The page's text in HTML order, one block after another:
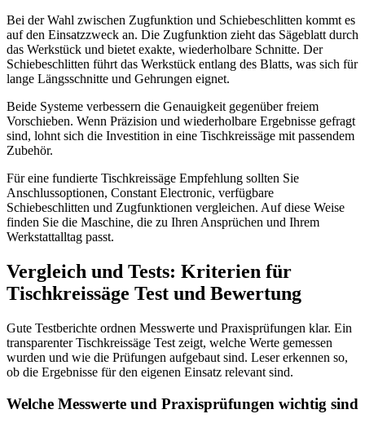
Bei der Wahl zwischen Zugfunktion und Schiebeschlitten kommt es
auf den Einsatzzweck an. Die Zugfunktion zieht das Sägeblatt durch
das Werkstück und bietet exakte, wiederholbare Schnitte. Der
Schiebeschlitten führt das Werkstück entlang des Blatts, was sich für
lange Längsschnitte und Gehrungen eignet.
Beide Systeme verbessern die Genauigkeit gegenüber freiem
Vorschieben. Wenn Präzision und wiederholbare Ergebnisse gefragt
sind, lohnt sich die Investition in eine Tischkreissäge mit passendem
Zubehör.
Für eine fundierte Tischkreissäge Empfehlung sollten Sie
Anschlussoptionen, Constant Electronic, verfügbare
Schiebeschlitten und Zugfunktionen vergleichen. Auf diese Weise
finden Sie die Maschine, die zu Ihren Ansprüchen und Ihrem
Werkstattalltag passt.
Vergleich und Tests: Kriterien für
Tischkreissäge Test und Bewertung
Gute Testberichte ordnen Messwerte und Praxisprüfungen klar. Ein
transparenter Tischkreissäge Test zeigt, welche Werte gemessen
wurden und wie die Prüfungen aufgebaut sind. Leser erkennen so,
ob die Ergebnisse für den eigenen Einsatz relevant sind.
Welche Messwerte und Praxisprüfungen wichtig sind